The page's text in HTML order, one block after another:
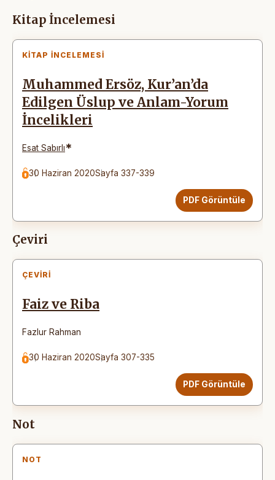
Makaleler
Kitap İncelemesi
KITAP İNCELEMESI
Muhammed Ersöz, Kur’an’da
Edilgen Üslup ve Anlam-Yorum
İncelikleri
Esat Sabırlı*
30 Haziran 2020Sayfa 337-339
PDF Görüntüle
Çeviri
ÇEVIRI
Faiz ve Riba
Fazlur Rahman
30 Haziran 2020Sayfa 307-335
PDF Görüntüle
Not
NOT